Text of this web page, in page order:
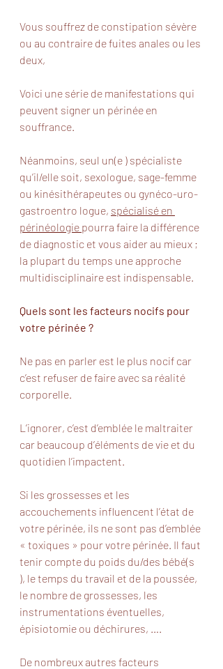
Vous souffrez de constipation sévère
ou au contraire de fuites anales ou les
deux,
Voici une série de manifestations qui
peuvent signer un périnée en
souffrance.
Néanmoins, seul un(e ) spécialiste
qu’il/elle soit, sexologue, sage-femme
ou kinésithérapeutes ou gynéco-uro-
gastroentro logue, spécialisé en
périnéologie pourra faire la différence
de diagnostic et vous aider au mieux ;
la plupart du temps une approche
multidisciplinaire est indispensable.
Quels sont les facteurs nocifs pour
votre périnée ?
Ne pas en parler est le plus nocif car
c’est refuser de faire avec sa réalité
corporelle.
L’ignorer, c’est d’emblée le maltraiter
car beaucoup d’éléments de vie et du
quotidien l’impactent.
Si les grossesses et les
accouchements influencent l’état de
votre périnée, ils ne sont pas d’emblée
« toxiques » pour votre périnée. Il faut
tenir compte du poids du/des bébé(s
), le temps du travail et de la poussée,
le nombre de grossesses, les
instrumentations éventuelles,
épisiotomie ou déchirures, ….
De nombreux autres facteurs